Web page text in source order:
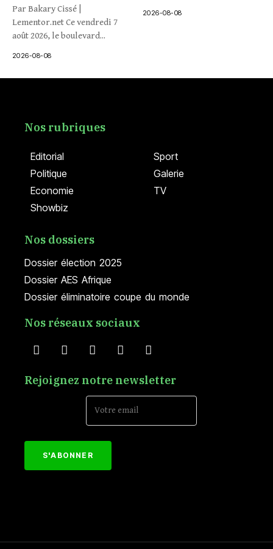
Par Bakary Cissé |
Lementor.net Ce vendredi 7
août 2026, le boulevard...
2026-08-08
2026-08-08
Editorial
Politique
Economie
Showbiz
Sport
Galerie
TV
Nos rubriques
Dossier élection 2025
Dossier AES Afrique
Dossier éliminatoire coupe du monde
Nos dossiers
Nos réseaux sociaux
Rejoignez notre newsletter